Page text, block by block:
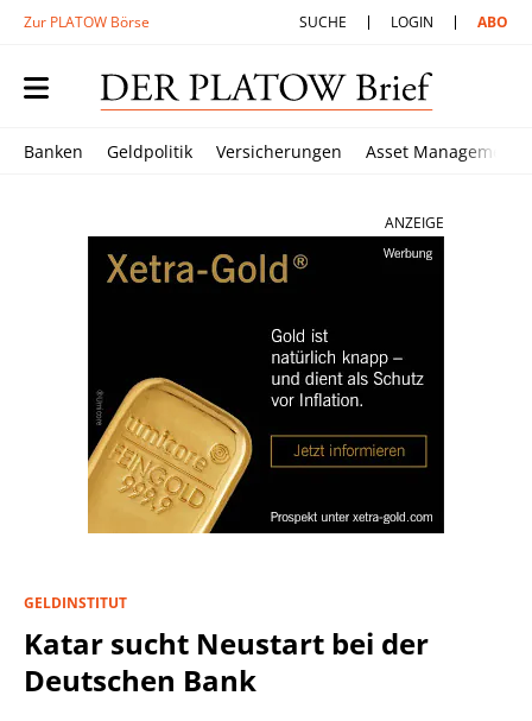
Zur PLATOW Börse SUCHE LOGIN ABO
Banken Geldpolitik Versicherungen Asset Management
ANZEIGE
GELDINSTITUT
Katar sucht Neustart bei der
Deutschen Bank